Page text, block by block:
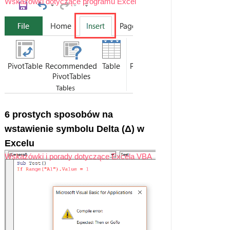
6 prostych sposobów na
wstawienie symbolu Delta (Δ) w
Excelu
Wskazówki i porady dotyczące Excela VBA